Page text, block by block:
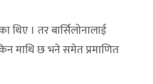
। तर बार्सिलोनालाई
माथि छ भने समेत प्रमाणित